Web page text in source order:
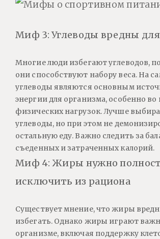
Миф 3: Углеводы вредны
Многие люди избегают углеводов,
они способствуют набору веса. На
углеводы являются основным
энергии для организма, особенно во
физических нагрузок. Лучше
углеводы, но при этом не
остальную еду. Важно следить за
съеденных и затраченных калорий.
Миф 4: Жиры нужно
исключить из рациона
Существует мнение, что жиры
избегать. Однако жиры играют
организме, включая поддержку